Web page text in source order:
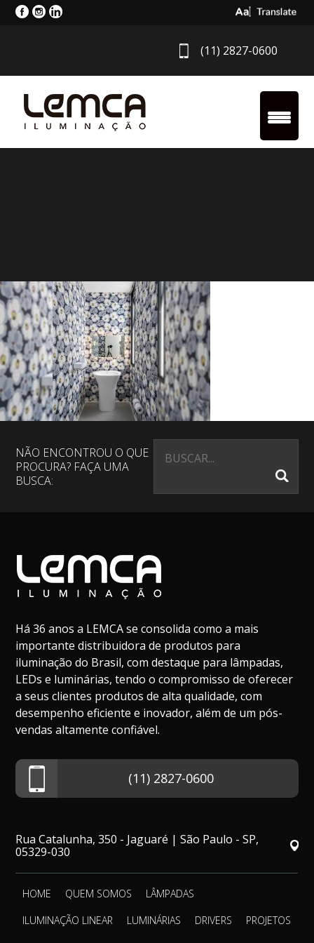
Select
(11) 2827-0600
NÃO ENCONTROU O QUE
PROCURA? FAÇA UMA
BUSCA:
Há 36 anos a LEMCA se consolida como a mais
importante distribuidora de produtos para
iluminação do Brasil, com destaque para lâmpadas,
LEDs e luminárias, tendo o compromisso de oferecer
a seus clientes produtos de alta qualidade, com
desempenho eficiente e inovador, além de um pós-
vendas altamente confiável.
(11) 2827-0600
Rua Catalunha, 350 - Jaguaré | São Paulo - SP,
05329-030
HOME QUEM SOMOS
LÂMPADAS
ILUMINAÇÃO LINEAR
LUMINÁRIAS DRIVERS
PROJETOS